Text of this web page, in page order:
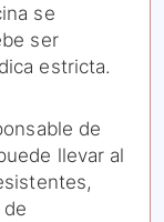
se
ser
estricta.
de
llevar al